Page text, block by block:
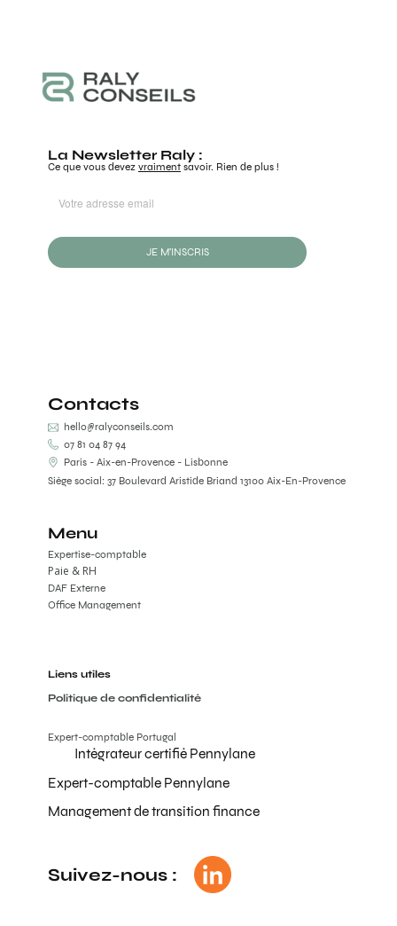
La Newsletter Raly :
Ce que vous devez vraiment savoir. Rien de plus !
JE M'INSCRIS
Contacts
hello@ralyconseils.com
07 81 04 87 94
Paris - Aix-en-Provence - Lisbonne
Siège social: 37 Boulevard Aristide Briand 13100 Aix-En-Provence
Menu
Expertise-comptable
DAF Externe
Office Management
Paie & RH
Liens utiles
Politique de confidentialité
Expert-comptable Portugal
Intégrateur certifié Pennylane
Expert-comptable Pennylane
Management de transition finance
Suivez-nous :